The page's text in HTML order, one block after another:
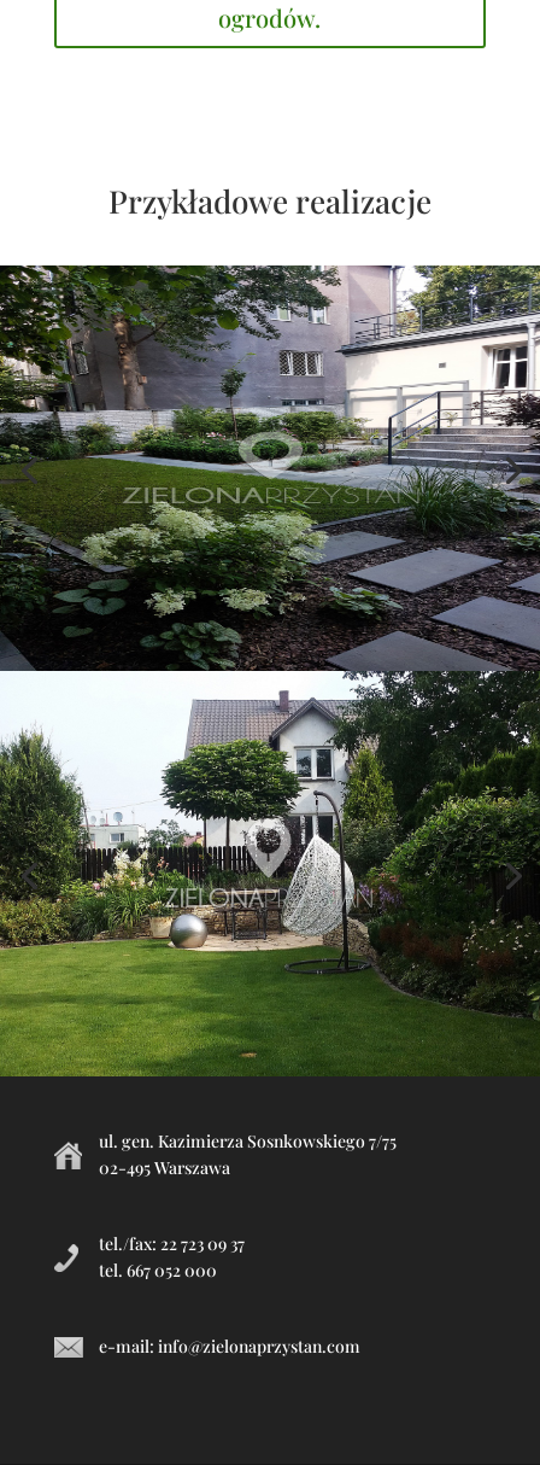
ogrodów.
Przykładowe realizacje
ul. gen. Kazimierza Sosnkowskiego 7/75
02-495 Warszawa
tel./fax: 22 723 09 37
tel. 667 052 000
e-mail: info@zielonaprzystan.com